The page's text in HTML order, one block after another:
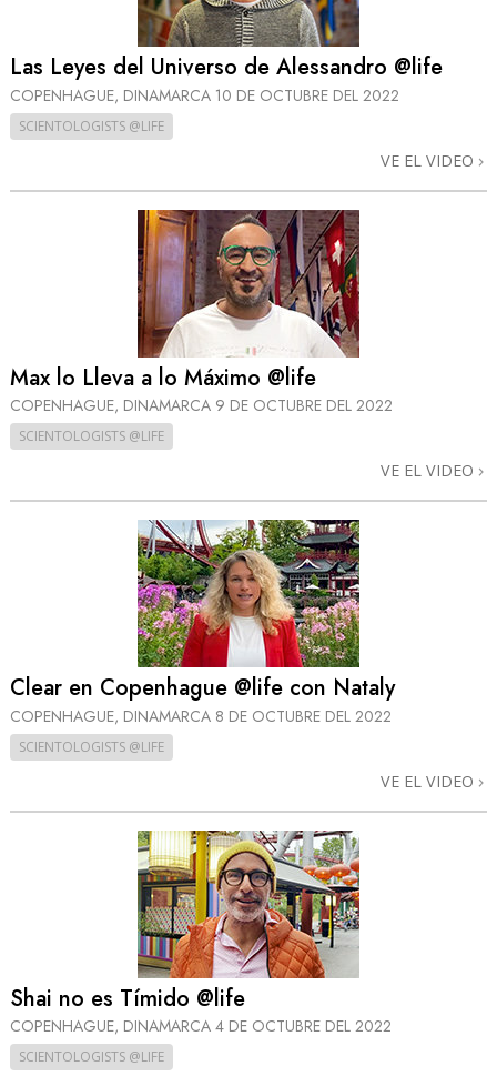
Las Leyes del Universo de Alessandro @life
COPENHAGUE, DINAMARCA 10 DE OCTUBRE DEL 2022
SCIENTOLOGISTS @LIFE
VE EL VIDEO
Max lo Lleva a lo Máximo @life
COPENHAGUE, DINAMARCA 9 DE OCTUBRE DEL 2022
SCIENTOLOGISTS @LIFE
VE EL VIDEO
Clear en Copenhague @life con Nataly
COPENHAGUE, DINAMARCA 8 DE OCTUBRE DEL 2022
SCIENTOLOGISTS @LIFE
VE EL VIDEO
Shai no es Tímido @life
COPENHAGUE, DINAMARCA 4 DE OCTUBRE DEL 2022
SCIENTOLOGISTS @LIFE